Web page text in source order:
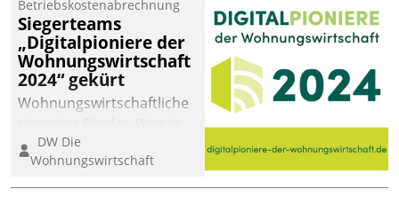
einsehen und ändern
oder
Schadensmeldungen
abgeben – rund um die
Uhr.
Betriebskostenabrechnung
Siegerteams
„Digitalpioniere der
Wohnungswirtschaft
2024“ gekürt
Wohnungswirtschaftliche
eine digitale Zukunft zu
finden, ist das Ziel des
Awards „Digitalpioniere
DW Die
Wohnungswirtschaft